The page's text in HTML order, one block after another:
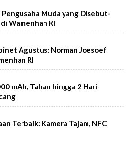
Muda yang Disebut-
Wamenhan RI
Agustus: Norman Joesoef
RI
mAh, Tahan hingga 2 Hari
Terbaik: Kamera Tajam, NFC